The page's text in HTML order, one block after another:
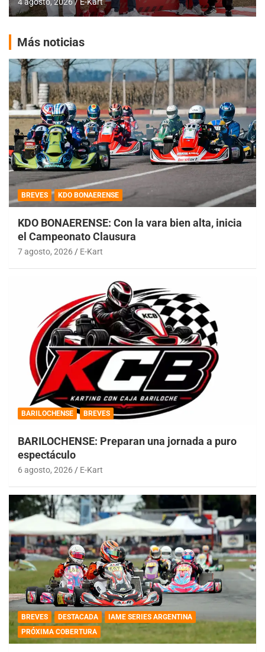
Más noticias
BREVES KDO BONAERENSE
KDO BONAERENSE: Con la vara bien alta, inicia
el Campeonato Clausura
7 agosto, 2026 E-Kart
BARILOCHENSE BREVES
BARILOCHENSE: Preparan una jornada a puro
espectáculo
6 agosto, 2026 E-Kart
BREVES DESTACADA
IAME SERIES ARGENTINA
PRÓXIMA COBERTURA